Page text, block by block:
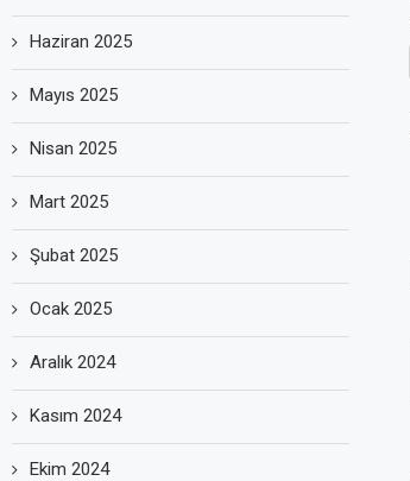
Haziran 2025
Mayıs 2025
Nisan 2025
Mart 2025
Şubat 2025
Ocak 2025
Aralık 2024
Kasım 2024
Ekim 2024